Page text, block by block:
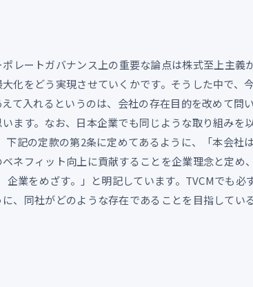
レートガバナンス上の重要な論点は株式至上主義
化をどう実現させていくかです。そうした中で、
て入れるというのは、会社の存在目的を改めて問
ます。なお、日本企業でも同じような取り組みを
記の定款の第2条に定めてあるように、「本会社は
ネフィット向上に貢献することを企業理念と定め
業をめざす。」と明記しています。TVCMでも必
、同社がどのような存在であることを目指してい